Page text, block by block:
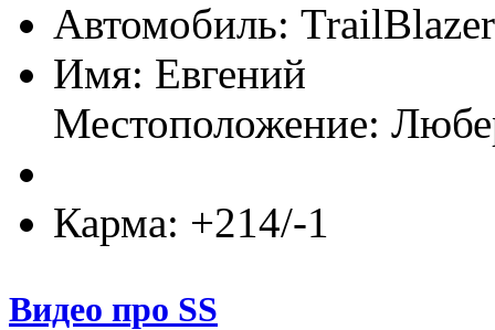
Автомобиль:
Имя: Евгений
Местоположение:
Карма: +214/-1
Видео про SS